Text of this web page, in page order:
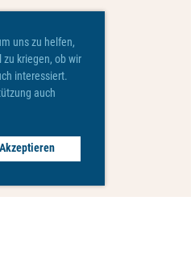
uns zu helfen,
zu kriegen, ob wir
interessiert.
auch
Akzeptieren